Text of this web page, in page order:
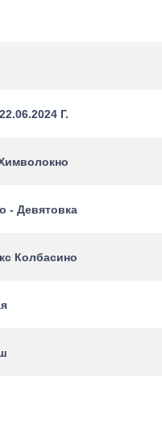
Г.
- Девятовка
Колбасино